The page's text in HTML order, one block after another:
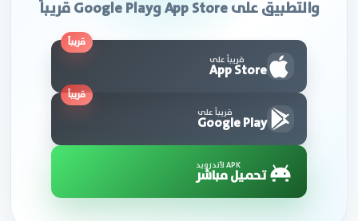
والتطبيق على App Store وGoogle Play قريباً
قريباً على
App Store
قريباً على
Google Play
APK لأندرويد
تحميل مباشر